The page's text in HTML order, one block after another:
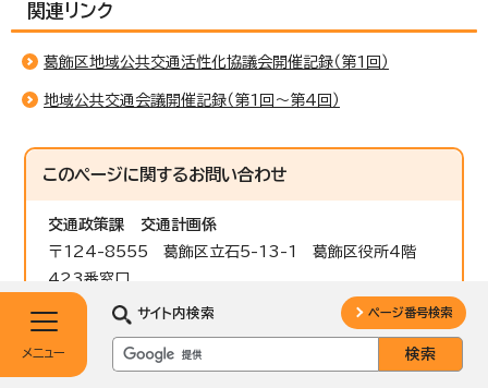
関連リンク
葛飾区地域公共交通活性化協議会開催記録（第1回）
地域公共交通会議開催記録（第1回～第4回）
このページに関するお問い合わせ
交通政策課
交通計画係
〒124-8555 葛飾区立石5-13-1 葛飾区役所4階
423番窓口
電話：03-5654-8397 ファクス：03-3693-4705
Eメールでのお問い合わせはこちらの専用フォー
メニュー
サイト内検索 ページ番号検索